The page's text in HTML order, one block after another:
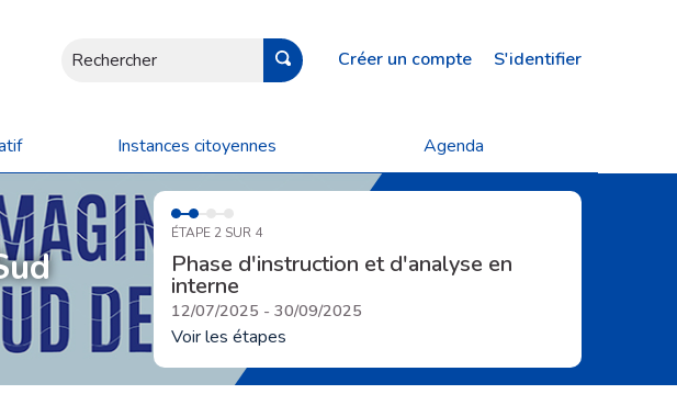
Rechercher Créer un compte S'identifier
Instances citoyennes Agenda
ÉTAPE 2 SUR 4
Phase d'instruction et d'analyse en
interne
12/07/2025 - 30/09/2025
Voir les étapes